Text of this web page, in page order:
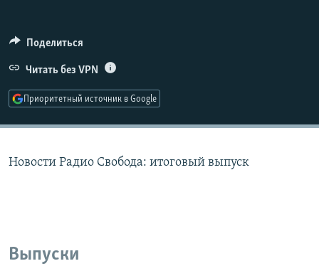
ПОДПИШИТЕСЬ НА РАССЫЛКУ
СОЦИАЛЬНЫЕ СЕТИ
Поделиться
Читать без VPN
Приоритетный источник в Google
Новости Радио Свобода: итоговый выпуск
Выпуски